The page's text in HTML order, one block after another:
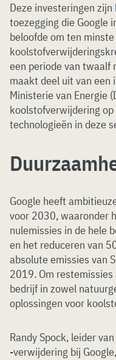
Deze investeringen zijn
toezegging die Google
beloofde om ten
een periode van twaalf
maakt deel uit van
Ministerie van Energie
koolstofverwijdering
technologieën in deze
Google heeft
voor 2030, waaronder
nulemissies in de hele
en het reduceren van
absolute emissies van
2019. Om
bedrijf in zowel
oplossingen voor
Randy Spock, leider
-verwijdering bij